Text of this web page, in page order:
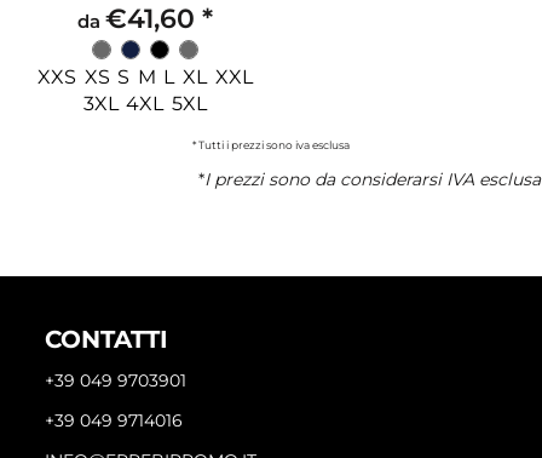
da €41,60 *
XXS XS S M L XL XXL
3XL 4XL 5XL
* Tutti i prezzi sono iva esclusa
*I prezzi sono da considerarsi IVA esclusa
CONTATTI
+39 049 9703901
+39 049 9714016